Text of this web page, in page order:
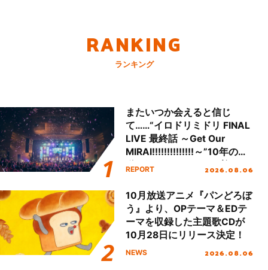
RANKING
ランキング
またいつか会えると信じ
て……“イロドリミドリ FINAL
LIVE 最終話 ～Get Our
MIRAI!!!!!!!!!!!!!!～”10年の活
動を経てファイナルを迎える
REPORT 2026.08.06
10月放送アニメ『パンどろぼ
う』より、OPテーマ＆EDテ
ーマを収録した主題歌CDが
10月28日にリリース決定！
NEWS 2026.08.06